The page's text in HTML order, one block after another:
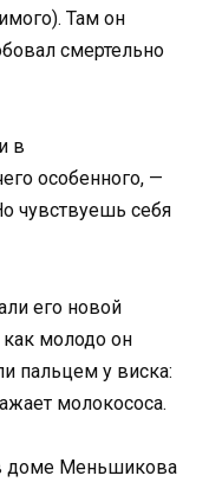
Там он
смертельно
в
особенного, —
чувствуешь себя
его новой
как молодо он
пальцем у виска:
молокососа.
доме Меньшикова